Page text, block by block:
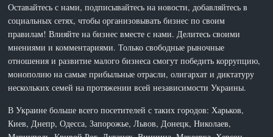
Оставайтесь с нами, подписывайтесь на новости, добавляйтесь в
социальных сетях, чтобы организовывать бизнес по своим
правилам! Влияйте на бизнес вместе с нами. Делитесь своими
мнениями и комментариями. Только свободные рыночные
отношения и развитие малого бизнеса смогут победить коррупцию,
монополию на самые прибыльные отрасли, олигархат и диктатуру
нескольких семей на протяжении всей независимости Украины.
В Украине больше всего посетителей с таких городов: Харьков,
Киев, Днепр, Одесса, Запорожье, Львов, Донецк, Николаев,